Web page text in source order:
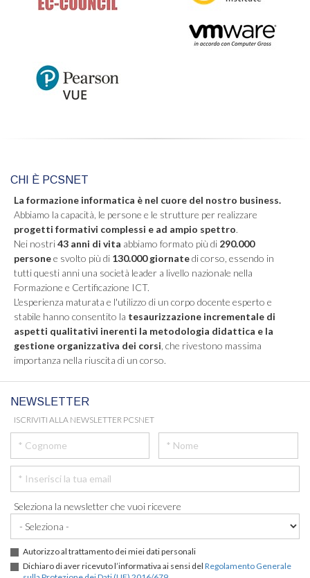
CHI È PCSNET
La formazione informatica è nel cuore del nostro business.
Abbiamo la capacità, le persone e le strutture per realizzare
progetti formativi complessi e ad ampio spettro.
Nei nostri43 anni di vita abbiamo formato più di 290.000
personee svolto più di 130.000 giornatedi corso, essendo in
tutti questi anni una società leader a livello nazionale nella
Formazione e Certificazione ICT.
L'esperienza maturata e l'utilizzo di un corpo docente esperto e
stabile hanno consentito la tesaurizzazione incrementale di
aspetti qualitativi inerenti la metodologia didattica e la
gestione organizzativa dei corsi , che rivestono massima
importanza nella riuscita di un corso.
NEWSLETTER
ISCRIVITI ALLA NEWSLETTER PCSNET
Seleziona la newsletter che vuoi ricevere
Autorizzo al trattamento dei miei dati personali
Dichiaro di aver ricevuto l’informativa ai sensi del Regolamento Generale